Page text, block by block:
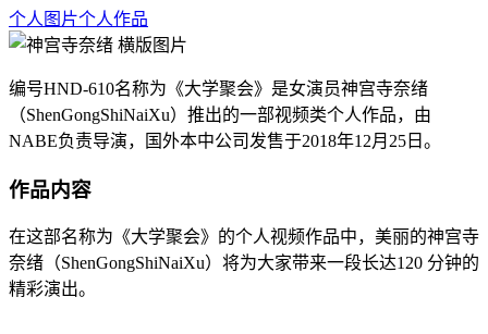
个人图片个人作品
编号HND-610名称为《大学聚会》是女演员神宫寺奈绪
（ShenGongShiNaiXu）推出的一部视频类个人作品，由
NABE负责导演，国外本中公司发售于2018年12月25日。
作品内容
在这部名称为《大学聚会》的个人视频作品中，美丽的神宫寺
奈绪（ShenGongShiNaiXu）将为大家带来一段长达120 分钟的
精彩演出。